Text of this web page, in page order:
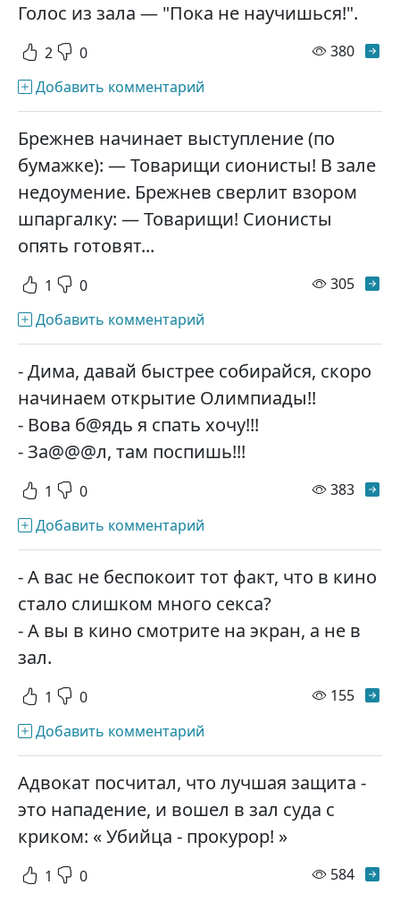
Голос из зала — "Пока не научишься!".
2 0 380
Добавить комментарий
Брежнев начинает выступление (по
бумажке): — Товарищи сионисты! В зале
недоумение. Брежнев сверлит взором
шпаргалку: — Товарищи! Сионисты
опять готовят...
1 0 305
Добавить комментарий
- Дима, давай быстрее собирайся, скоро
начинаем открытие Олимпиады!!
- Вова б@ядь я спать хочу!!!
- За@@@л, там поспишь!!!
1 0 383
Добавить комментарий
- А вас не беспокоит тот факт, что в кино
стало слишком много ceкcа?
- А вы в кино смотрите на экран, а не в
зал.
1 0 155
Добавить комментарий
Адвокат посчитал, что лучшая защита -
это нападение, и вошел в зал суда с
криком: « Убийца - прокурор! »
1 0 584